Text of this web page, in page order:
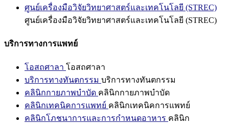
ศูนย์เครื่องมือวิจัยวิทยาศาสตร์และเทคโนโลยี (STREC)
ศูนย์เครื่องมือวิจัยวิทยาศาสตร์และเทคโนโลยี (STREC)
บริการทางการแพทย์
โอสถศาลา โอสถศาลา
บริการทางทันตกรรม บริการทางทันตกรรม
คลินิกกายภาพบำบัด คลินิกกายภาพบำบัด
คลินิกเทคนิคการแพทย์ คลินิกเทคนิคการแพทย์
คลินิกโภชนาการและการกำหนดอาหาร คลินิก